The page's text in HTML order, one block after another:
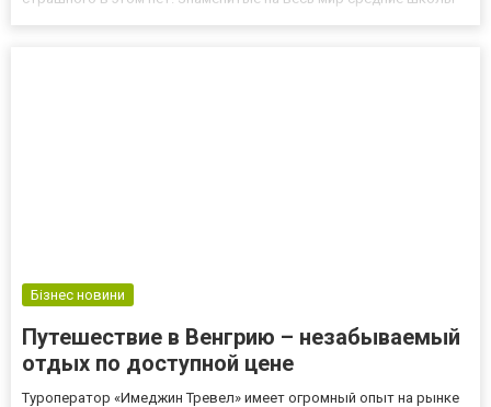
Бізнес новини
Путешествие в Венгрию – незабываемый
отдых по доступной цене
Туроператор «Имеджин Тревел» имеет огромный опыт на рынке